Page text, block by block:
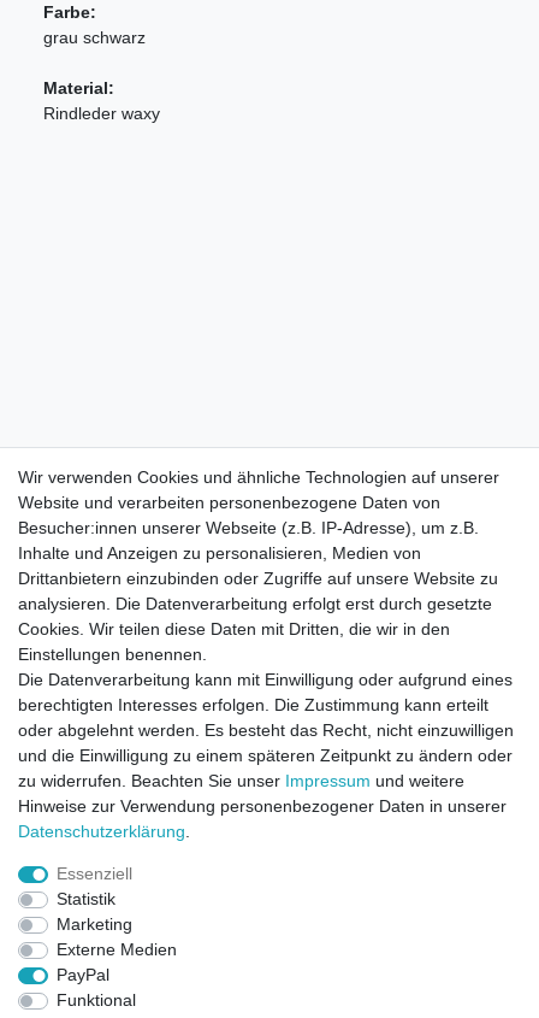
Farbe:
grau schwarz
Material:
Rindleder waxy
Direktkontakt per Telefon unter 04331 / 4928-910
Wir verwenden Cookies und ähnliche Technologien auf unserer
Website und verarbeiten personenbezogene Daten von
Besucher:innen unserer Webseite (z.B. IP-Adresse), um z.B.
Inhalte und Anzeigen zu personalisieren, Medien von
Drittanbietern einzubinden oder Zugriffe auf unsere Website zu
analysieren. Die Datenverarbeitung erfolgt erst durch gesetzte
Cookies. Wir teilen diese Daten mit Dritten, die wir in den
Einstellungen benennen.
Die Datenverarbeitung kann mit Einwilligung oder aufgrund eines
berechtigten Interesses erfolgen. Die Zustimmung kann erteilt
oder abgelehnt werden. Es besteht das Recht, nicht einzuwilligen
und die Einwilligung zu einem späteren Zeitpunkt zu ändern oder
zu widerrufen. Beachten Sie unser Impressum und weitere
Hinweise zur Verwendung personenbezogener Daten in unserer
Daten­schutz­erklärung
Essenziell
Statistik
Marketing
Externe Medien
PayPal
Funktional